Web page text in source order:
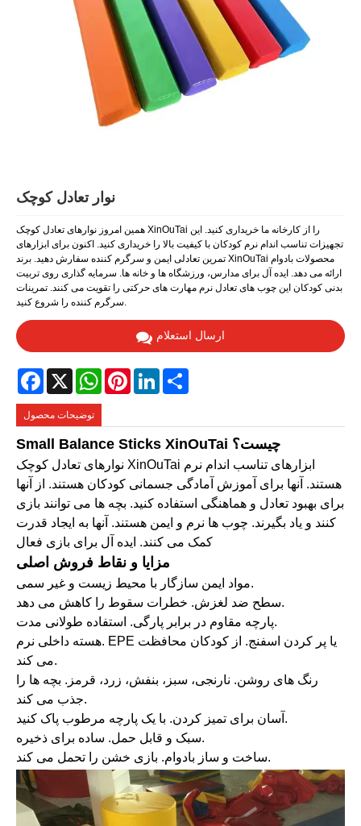
نوار تعادل کوچک
همین امروز نوارهای تعادل کوچک XinOuTai را از کارخانه ما خریداری کنید. این
تجهیزات تناسب اندام نرم کودکان با کیفیت بالا را خریداری کنید. اکنون برای ابزارهای
تمرین تعادلی ایمن و سرگرم کننده سفارش دهید. برند XinOuTai محصولات بادوام
ارائه می دهد. ایده آل برای مدارس، ورزشگاه ها و خانه ها. سرمایه گذاری روی تربیت
بدنی کودکان این چوب های تعادل نرم مهارت های حرکتی را تقویت می کنند. تمرینات
سرگرم کننده را شروع کنید.
ارسال استعلام
Facebook
X WhatsAppPinterestLinkedIn
توضیحات محصول
Small Balance Sticks XinOuTai چیست؟
نوارهای تعادل کوچک XinOuTai ابزارهای تناسب اندام نرم
هستند. آنها برای آموزش آمادگی جسمانی کودکان هستند. از آنها
برای بهبود تعادل و هماهنگی استفاده کنید. بچه ها می توانند بازی
کنند و یاد بگیرند. چوب ها نرم و ایمن هستند. آنها به ایجاد قدرت
کمک می کنند. ایده آل برای بازی فعال
مزایا و نقاط فروش اصلی
مواد ایمن سازگار با محیط زیست و غیر سمی.
سطح ضد لغزش. خطرات سقوط را کاهش می دهد.
پارچه مقاوم در برابر پارگی. استفاده طولانی مدت.
هسته داخلی نرم. EPE یا پر کردن اسفنج. از کودکان محافظت
می کند.
رنگ های روشن. نارنجی، سبز، بنفش، زرد، قرمز. بچه ها را
جذب می کند.
آسان برای تمیز کردن. با یک پارچه مرطوب پاک کنید.
سبک و قابل حمل. ساده برای ذخیره.
ساخت و ساز بادوام. بازی خشن را تحمل می کند.